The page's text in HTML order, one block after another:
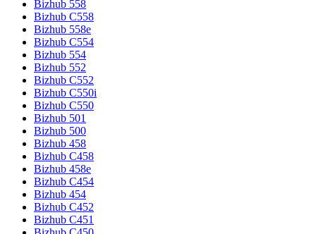
Bizhub 558
Bizhub C558
Bizhub 558e
Bizhub C554
Bizhub 554
Bizhub 552
Bizhub C552
Bizhub C550i
Bizhub C550
Bizhub 501
Bizhub 500
Bizhub 458
Bizhub C458
Bizhub 458e
Bizhub C454
Bizhub 454
Bizhub C452
Bizhub C451